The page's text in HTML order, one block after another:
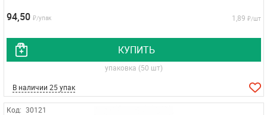
94,50 ₽/упак 1,89 ₽/шт
КУПИТЬ
упаковка (50 шт)
В наличии 25 упак
Код: 30121